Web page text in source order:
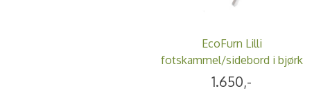
EcoFurn Lilli
fotskammel/sidebord i bjørk
- hvit
1.650,-